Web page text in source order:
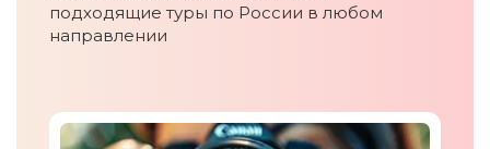
подходящие туры по России в любом
направлении